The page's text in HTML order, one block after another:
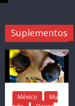
Suplementos
México
Mu